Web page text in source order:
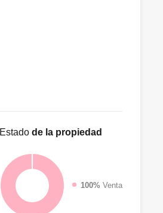
Estadode la propiedad
100% Venta